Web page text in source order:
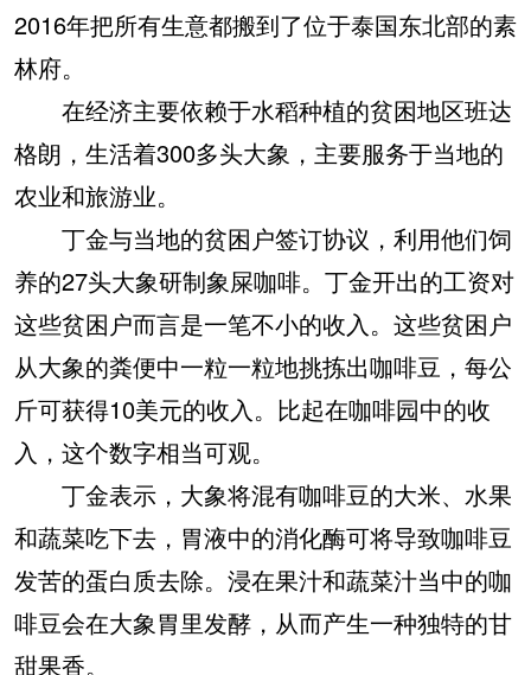
2016年把所有生意都搬到了位于泰国东北部的素
林府。
在经济主要依赖于水稻种植的贫困地区班达
格朗，生活着300多头大象，主要服务于当地的
农业和旅游业。
丁金与当地的贫困户签订协议，利用他们饲
养的27头大象研制象屎咖啡。丁金开出的工资对
这些贫困户而言是一笔不小的收入。这些贫困户
从大象的粪便中一粒一粒地挑拣出咖啡豆，每公
斤可获得10美元的收入。比起在咖啡园中的收
入，这个数字相当可观。
丁金表示，大象将混有咖啡豆的大米、水果
和蔬菜吃下去，胃液中的消化酶可将导致咖啡豆
发苦的蛋白质去除。浸在果汁和蔬菜汁当中的咖
啡豆会在大象胃里发酵，从而产生一种独特的甘
甜果香。